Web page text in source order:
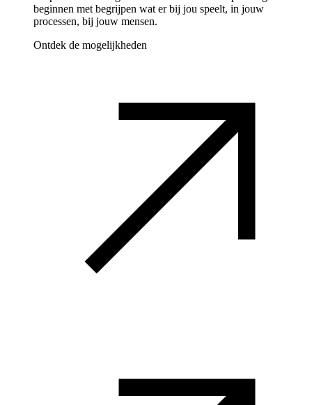
beginnen met begrijpen wat er bij jou speelt, in jouw
processen, bij jouw mensen.
Ontdek de mogelijkheden